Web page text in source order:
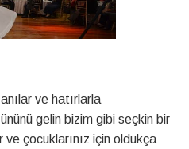
ve hatırlarla
gelin bizim gibi seçkin bir
çocuklarınız için oldukça